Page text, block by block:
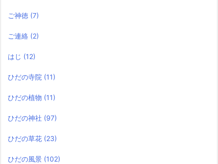
ご神徳 (7)
ご連絡 (2)
はじ (12)
ひだの寺院 (11)
ひだの植物 (11)
ひだの神社 (97)
ひだの草花 (23)
ひだの風景 (102)